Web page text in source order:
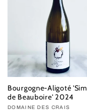
Bourgogne-Aligoté
de Beauboire' 2024
DOMAINE DES CRAIS